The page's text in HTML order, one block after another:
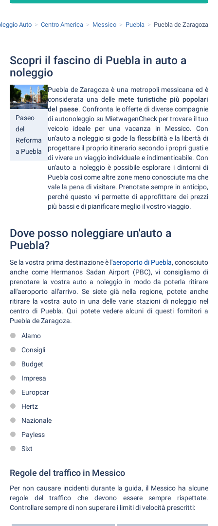
Auto Centro America Messico Puebla Puebla de Zaragoza
Scopri il fascino di Puebla in auto a
noleggio
Paseo
del
Reforma
a Puebla
Puebla de Zaragoza è una metropoli messicana ed è
considerata una delle mete turistiche più popolari
del paese. Confronta le offerte di diverse compagnie
di autonoleggio su MietwagenCheck per trovare il tuo
veicolo ideale per una vacanza in Messico. Con
un'auto a noleggio si gode la flessibilità e la libertà di
progettare il proprio itinerario secondo i propri gusti e
di vivere un viaggio individuale e indimenticabile. Con
un'auto a noleggio è possibile esplorare i dintorni di
Puebla così come altre zone meno conosciute ma che
vale la pena di visitare. Prenotate sempre in anticipo,
perché questo vi permette di approfittare dei prezzi
più bassi e di pianificare meglio il vostro viaggio.
Dove posso noleggiare un'auto a
Puebla?
Se la vostra prima destinazione è l'aeroporto di Puebla, conosciuto
anche come Hermanos Sadan Airport (PBC), vi consigliamo di
prenotare la vostra auto a noleggio in modo da poterla ritirare
all'aeroporto all'arrivo. Se siete già nella regione, potete anche
ritirare la vostra auto in una delle varie stazioni di noleggio nel
centro di Puebla. Qui potete vedere alcuni di questi fornitori a
Puebla de Zaragoza.
Alamo
Consigli
Budget
Impresa
Europcar
Hertz
Nazionale
Payless
Sixt
Regole del traffico in Messico
Per non causare incidenti durante la guida, il Messico ha alcune
regole del traffico che devono essere sempre rispettate.
Controllare sempre di non superare i limiti di velocità prescritti: